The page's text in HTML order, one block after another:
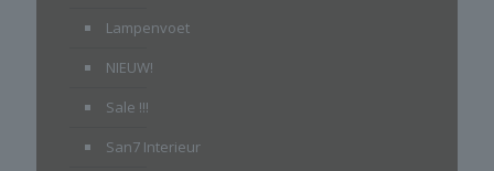
Lampenvoet
NIEUW!
Sale !!!
San7 Interieur